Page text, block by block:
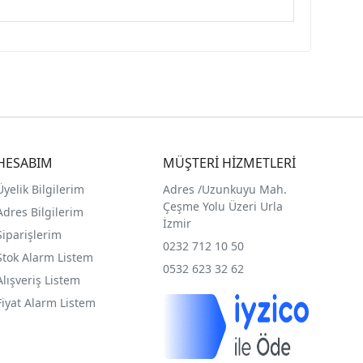
Bilgilerim
Bilgilerim
Alarm Listem
Listem
Alarm Listem
MÜŞTERİ HİZMETLERİ
Adres /Uzunkuyu Mah.
Çeşme Yolu Üzeri Urla
İzmir
0232 712 10 50
0532 623 32 62